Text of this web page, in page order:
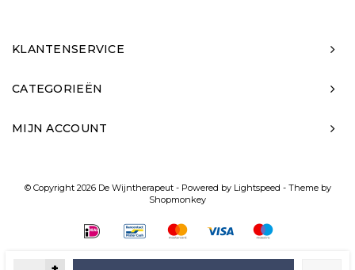
KLANTENSERVICE
CATEGORIEËN
MIJN ACCOUNT
© Copyright 2026 De Wijntherapeut - Powered by Lightspeed - Theme by
Shopmonkey